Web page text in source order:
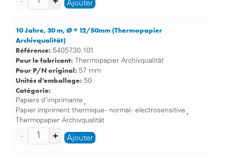
Ajouter
10 Jahre, 30 m, Ø = 12/50mm (Thermopapier
Archivqualität)
Référence: 5405730.101
Pour le fabricant: Thermopapier Archivqualität
Pour P/N original: 57 mm
Unités d’emballage: 50
Catégorie:
Papiers d’imprimante ,
Papier impriment thermique - normal - electrosensitive ,
Thermopapier Archivqualität
Ajouter